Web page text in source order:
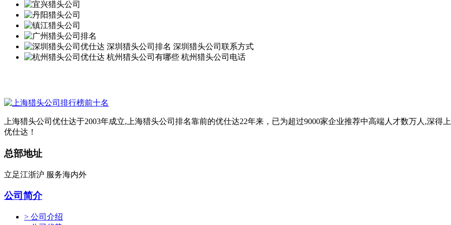
上海猎头公司优仕达于2003年成立,上海猎头公司排名靠前的优仕达22年来，已为超过9000家企业推荐中高端人才数万人,深
优仕达！
总部地址
立足江浙沪 服务海内外
公司简介
> 公司介绍